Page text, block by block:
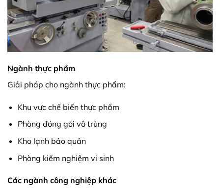
Ngành thực phẩm
Giải pháp cho ngành thực phẩm:
Khu vực chế biến thực phẩm
Phòng đóng gói vô trùng
Kho lạnh bảo quản
Phòng kiểm nghiệm vi sinh
Các ngành công nghiệp khác